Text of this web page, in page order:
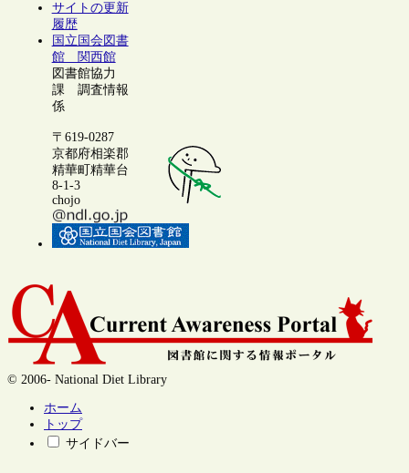
サイトの更新
履歴
国立国会図書
館 関西館
図書館協力
課 調査情報
係
〒619-0287
京都府相楽郡
精華町精華台
8-1-3
chojo
© 2006- National Diet Library
ホーム
トップ
サイドバー